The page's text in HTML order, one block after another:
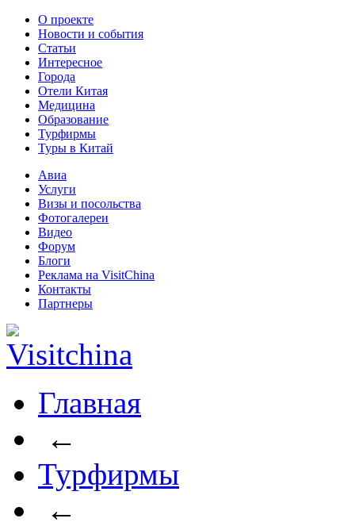
О проекте
Новости и события
Статьи
Интересное
Города
Отели Китая
Медицина
Образование
Турфирмы
Туры в Китай
Авиа
Услуги
Визы и посольства
Фотогалереи
Видео
Форум
Блоги
Реклама на VisitChina
Контакты
Партнеры
Главная
←
Турфирмы
←